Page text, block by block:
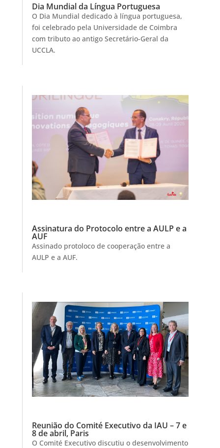
Dia Mundial da Língua Portuguesa
O Dia Mundial dedicado à língua portuguesa,
foi celebrado pela Universidade de Coimbra
com tributo ao antigo Secretário-Geral da
UCCLA.
Assinatura do Protocolo entre a AULP e a
AUF
Assinado protoloco de cooperação entre a
AULP e a AUF.
Reunião do Comité Executivo da IAU – 7 e
8 de abril, Paris
O Comité Executivo discutiu o desenvolvimento